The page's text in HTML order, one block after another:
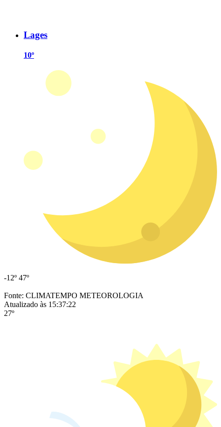
Lages
10º
-12º 47º
Fonte: CLIMATEMPO METEOROLOGIA
Atualizado às 15:37:22
27º